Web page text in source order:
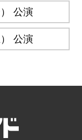
公演
公演